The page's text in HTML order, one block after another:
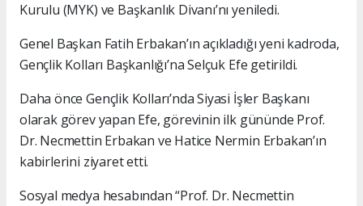
Kurulu (MYK) ve Başkanlık Divanı’nı yeniledi.
Genel Başkan Fatih Erbakan’ın açıkladığı yeni kadroda,
Gençlik Kolları Başkanlığı’na Selçuk Efe getirildi.
Daha önce Gençlik Kolları’nda Siyasi İşler Başkanı
olarak görev yapan Efe, görevinin ilk gününde Prof.
Dr. Necmettin Erbakan ve Hatice Nermin Erbakan’ın
kabirlerini ziyaret etti.
Sosyal medya hesabından “Prof. Dr. Necmettin